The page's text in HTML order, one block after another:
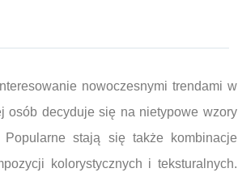
nowoczesnymi trendami w
osób decyduje się na nietypowe wzory
Popularne stają się także kombinacje
kolorystycznych i teksturalnych.